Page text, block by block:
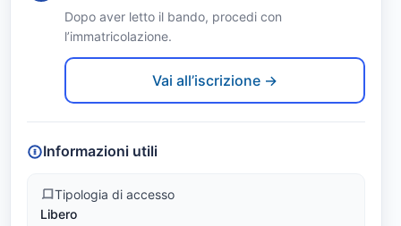
Dopo aver letto il bando, procedi con
l’immatricolazione.
Vai all’iscrizione →
Informazioni utili
Tipologia di accesso
Libero